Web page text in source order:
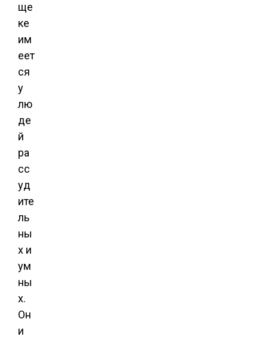
ще
ке
им
еет
ся
у
лю
де
й
ра
сс
уд
ите
ль
ны
х и
ум
ны
х.
Он
и